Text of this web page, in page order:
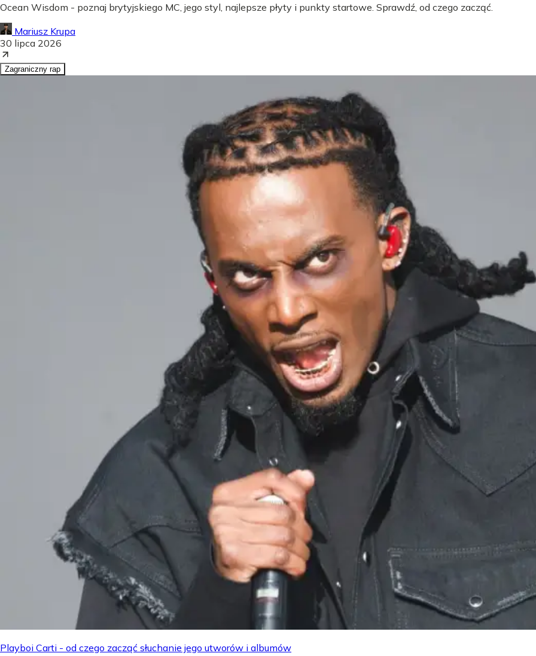
Ocean Wisdom - poznaj brytyjskiego MC, jego styl, najlepsze płyty i punkty startowe. Sprawdź, od czego zacząć.
Mariusz Krupa
30 lipca 2026
Zagraniczny rap
Playboi Carti - od czego zacząć słuchanie jego utworów i albumów